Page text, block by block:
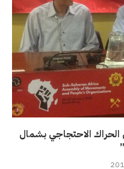
الاحتجاجي بشمال